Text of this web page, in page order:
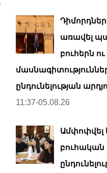
առավել
բուհերն ու
ընդունելության
11:37-05.08.26
Ամփոփվել
բուհական